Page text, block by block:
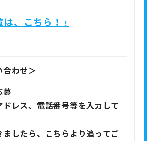
、こちら！ ！
合わせ＞
募
ドレス、電話番号等を入力して
ましたら、こちらより追ってご